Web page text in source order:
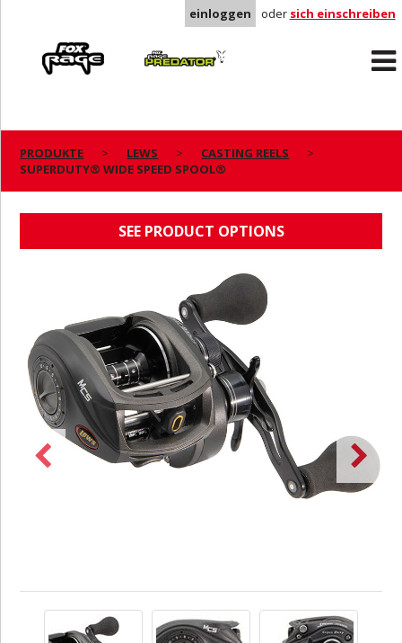
einloggen oder sich einschreiben
Predator
PRODUKTE LEWS
CASTING REELS
SUPERDUTY® WIDE SPEED SPOOL®
SEE PRODUCT OPTIONS